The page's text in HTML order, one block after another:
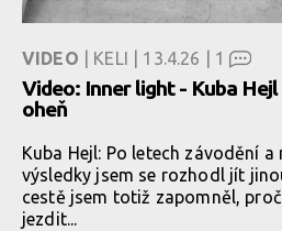
VIDEO | KELI | 13.4.26 | 1
Video: Inner light - Kuba
oheň
Kuba Hejl: Po letech závodění
výsledky jsem se rozhodl jít
cestě jsem totiž zapomněl,
jezdit...